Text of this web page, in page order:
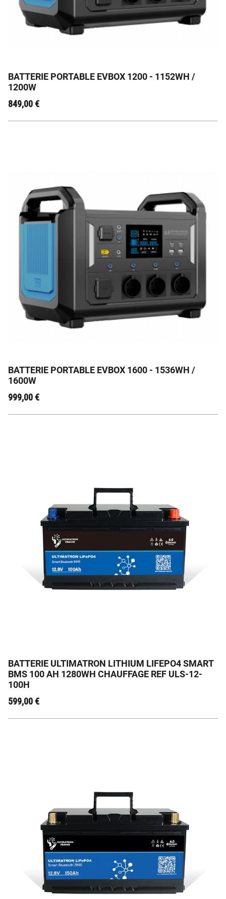
EVBox 1200 : L'Énergie Nomade, Fiabilité Française
BATTERIE PORTABLE EVBOX 1200 - 1152WH /
1200W
849,00€
EVBox 1600 : L'Énergie Nomade, Fiabilité Française
BATTERIE PORTABLE EVBOX 1600 - 1536WH /
1600W
999,00€
BATTERIE ULTIMATRON LITHIUM LIFEPO4 SMART
BMS 100 AH 1280WH CHAUFFAGE REF ULS-12-
100H
599,00€